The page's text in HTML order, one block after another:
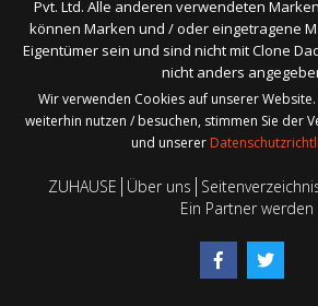
Pvt. Ltd. Alle anderen verwendeten
können Marken und / oder eingetragene
Eigentümer sein und sind nicht mit Clone
nicht anders
Wir verwenden Cookies auf unserer
weiterhin nutzen / besuchen, stimmen Sie der
und unserer
ZUHAUSE Über uns
Ein Partner werden